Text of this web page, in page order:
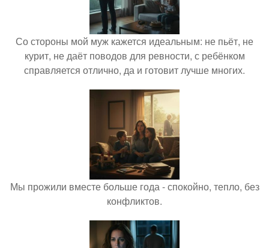
Со стороны мой муж кажется идеальным: не пьёт, не
курит, не даёт поводов для ревности, с ребёнком
справляется отлично, да и готовит лучше многих.
Мы прожили вместе больше года - спокойно, тепло, без
конфликтов.